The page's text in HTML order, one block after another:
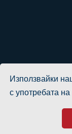
Използвайки
с употребата на